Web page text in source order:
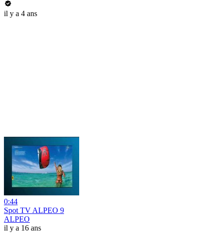
il y a 4 ans
0:44
Spot TV ALPEO 9
ALPEO
il y a 16 ans